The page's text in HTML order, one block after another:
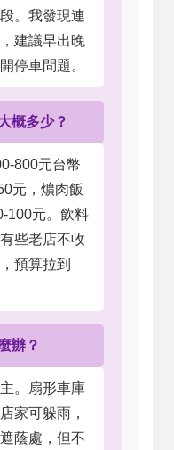
。我發現連
建議早出晚
停車問題。
概多少？
800元台幣
元，爌肉飯
100元。飲料
些老店不收
預算拉到
辦？
。扇形車庫
家可躲雨，
蔭處，但不